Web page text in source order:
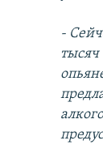
-
тысяч